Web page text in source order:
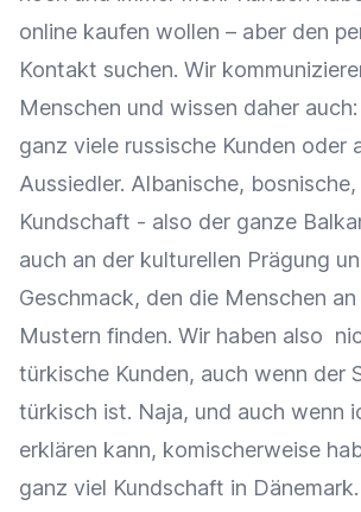
online kaufen wollen – aber den
Kontakt suchen. Wir
Menschen und wissen daher
ganz viele russische Kunden oder
Aussiedler. Albanische,
Kundschaft - also der ganze
auch an der kulturellen Prägung
Geschmack, den die Menschen
Mustern finden. Wir haben also
türkische Kunden, auch wenn der
türkisch ist. Naja, und auch wenn
erklären kann, komischerweise
ganz viel Kundschaft in Dänemark.